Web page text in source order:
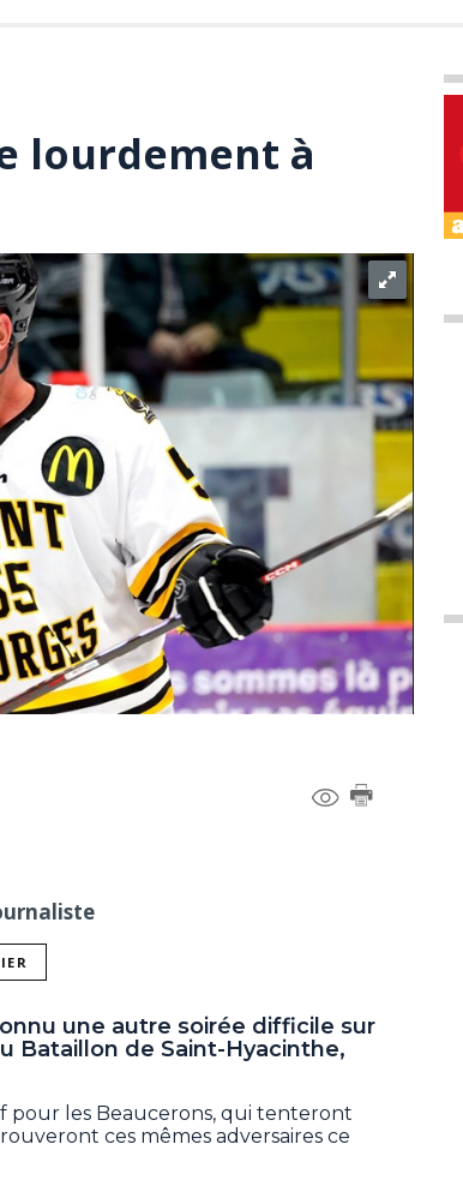
lourdement à
une autre soirée difficile sur
Bataillon de Saint-Hyacinthe,
pour les Beaucerons, qui tenteront
ces mêmes adversaires ce